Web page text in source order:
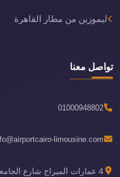
ليموزين من مطار القاهرة
تواصل معنا
01000948802
info@airportcairo-limousine.com
4 عمارات الميراج شارع الجامعة زهراء مدينة نصر القاهرة مصر